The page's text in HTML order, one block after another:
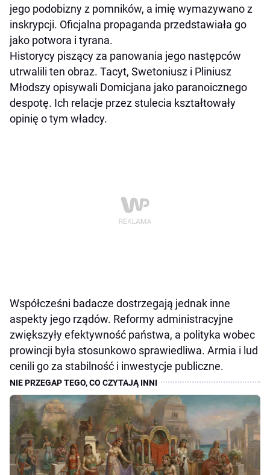
jego podobizny z pomników, a imię wymazywano z
inskrypcji. Oficjalna propaganda przedstawiała go
jako potwora i tyrana.
Historycy piszący za panowania jego następców
utrwalili ten obraz. Tacyt, Swetoniusz i Pliniusz
Młodszy opisywali Domicjana jako paranoicznego
despotę. Ich relacje przez stulecia kształtowały
opinię o tym władcy.
Współcześni badacze dostrzegają jednak inne
aspekty jego rządów. Reformy administracyjne
zwiększyły efektywność państwa, a polityka wobec
prowincji była stosunkowo sprawiedliwa. Armia i lud
cenili go za stabilność i inwestycje publiczne.